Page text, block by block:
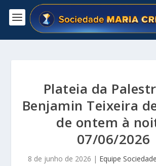
Plateia da
Benjamin Teixeira
de ontem à
07/06/2026
8 de junho de 2026 | Equipe